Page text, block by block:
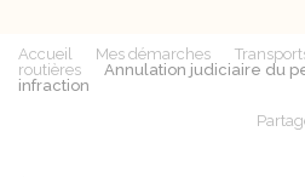
Accueil Mes démarches
routières
Annulation judiciaire du
infraction